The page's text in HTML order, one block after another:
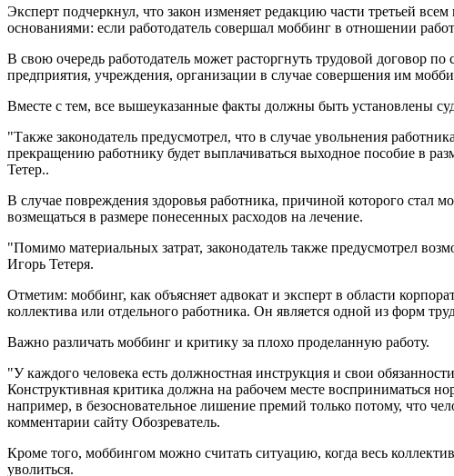
Эксперт подчеркнул, что закон изменяет редакцию части третьей
основаниями: если работодатель совершал моббинг в отношении
В свою очередь работодатель может расторгнуть трудовой договор
предприятия, учреждения, организации в случае совершения им
Вместе с тем, все вышеуказанные факты должны быть установлены
"Также законодатель предусмотрел, что в случае увольнения
прекращению работнику будет выплачиваться выходное пособие в
Тетер..
В случае повреждения здоровья работника, причиной которого
возмещаться в размере понесенных расходов на лечение.
"Помимо материальных затрат, законодатель также предусмотрел
Игорь Тетеря.
Отметим: моббинг, как объясняет адвокат и эксперт в области
коллектива или отдельного работника. Он является одной из форм
Важно различать моббинг и критику за плохо проделанную работу.
"У каждого человека есть должностная инструкция и свои
Конструктивная критика должна на рабочем месте восприниматься
например, в безосновательное лишение премий только потому, что
комментарии сайту Обозреватель.
Кроме того, моббингом можно считать ситуацию, когда весь
уволиться.